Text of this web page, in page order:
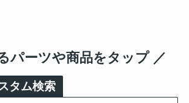
パーツや商品をタップ ／
タム検索